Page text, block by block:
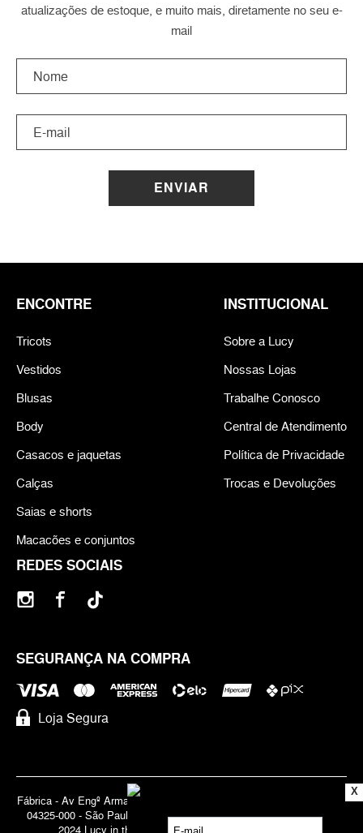
atualizações de estoque, e muito mais, diretamente no seu e-
mail
ENVIAR
REDES SOCIAIS
SEGURANÇA NA COMPRA
Loja Segura
ENCONTRE
Tricots
Vestidos
Blusas
Body
Casacos e jaquetas
Calças
Saias e shorts
Macacões e conjuntos
INSTITUCIONAL
Sobre a Lucy
Nossas Lojas
Trabalhe Conosco
Central de Atendimento
Política de Privacidade
Trocas e Devoluções
Fábrica - Av Engº Armando de Arruda Pereira, 3888 - Jabaquara | Cep
04325-000 - São Paulo - SP - Brasil CNPJ 71.947.691/0001-83 | ©
2024 Lucy in the Sky | Todos os direitos reservados.
X